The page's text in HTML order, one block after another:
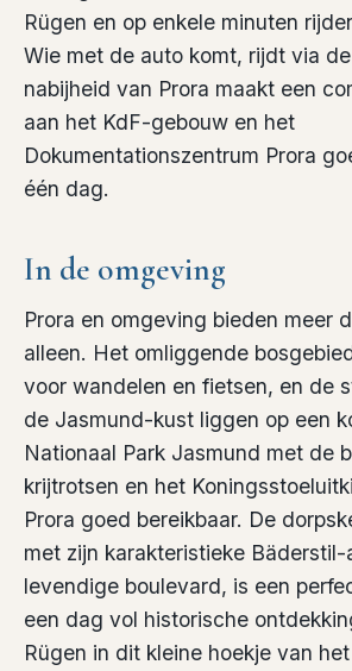
Rügen en op enkele minuten
Wie met de auto komt, rijdt via
nabijheid van Prora maakt een
aan het KdF-gebouw en het
Dokumentationszentrum Prora
één dag.
In de omgeving
Prora en omgeving bieden meer
alleen. Het omliggende
voor wandelen en fietsen, en de
de Jasmund-kust liggen op een
Nationaal Park Jasmund met de
krijtrotsen en het
Prora goed bereikbaar. De
met zijn karakteristieke
levendige boulevard, is een
een dag vol historische
Rügen in dit kleine hoekje van